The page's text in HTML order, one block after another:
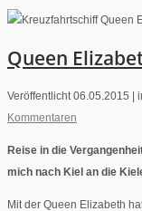
Queen
Veröffentlicht 06.05.2015 |
Kommentaren
Reise in die
mich nach Kiel an die
Mit der Queen Elizabeth